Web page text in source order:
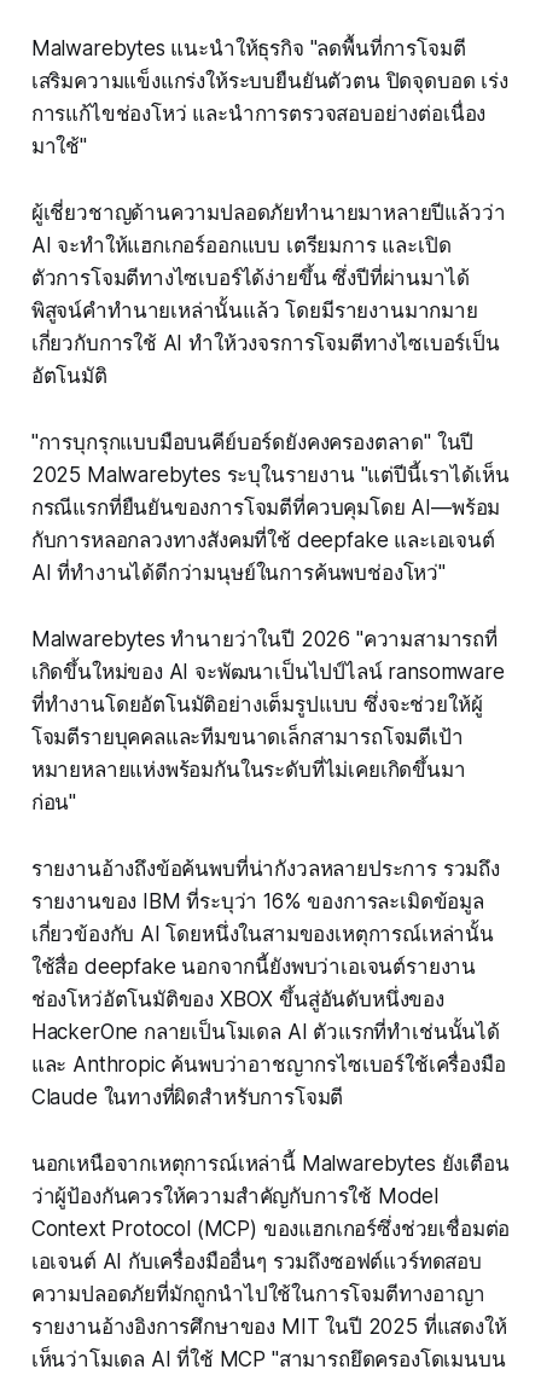
Malwarebytes แนะนำให้ธุรกิจ "ลดพื้นที่การโจมตี
เสริมความแข็งแกร่งให้ระบบยืนยันตัวตน ปิดจุดบอด เร่ง
การแก้ไขช่องโหว่ และนำการตรวจสอบอย่างต่อเนื่อง
มาใช้"
ผู้เชี่ยวชาญด้านความปลอดภัยทำนายมาหลายปีแล้วว่า
AI จะทำให้แฮกเกอร์ออกแบบ เตรียมการ และเปิด
ตัวการโจมตีทางไซเบอร์ได้ง่ายขึ้น ซึ่งปีที่ผ่านมาได้
พิสูจน์คำทำนายเหล่านั้นแล้ว โดยมีรายงานมากมาย
เกี่ยวกับการใช้ AI ทำให้วงจรการโจมตีทางไซเบอร์เป็น
อัตโนมัติ
"การบุกรุกแบบมือบนคีย์บอร์ดยังคงครองตลาด" ในปี
2025 Malwarebytes ระบุในรายงาน "แต่ปีนี้เราได้เห็น
กรณีแรกที่ยืนยันของการโจมตีที่ควบคุมโดย AI—พร้อม
กับการหลอกลวงทางสังคมที่ใช้ deepfake และเอเจนต์
AI ที่ทำงานได้ดีกว่ามนุษย์ในการค้นพบช่องโหว่"
Malwarebytes ทำนายว่าในปี 2026 "ความสามารถที่
เกิดขึ้นใหม่ของ AI จะพัฒนาเป็นไปป์ไลน์ ransomware
ที่ทำงานโดยอัตโนมัติอย่างเต็มรูปแบบ ซึ่งจะช่วยให้ผู้
โจมตีรายบุคคลและทีมขนาดเล็กสามารถโจมตีเป้า
หมายหลายแห่งพร้อมกันในระดับที่ไม่เคยเกิดขึ้นมา
ก่อน"
รายงานอ้างถึงข้อค้นพบที่น่ากังวลหลายประการ รวมถึง
รายงานของ IBM ที่ระบุว่า 16% ของการละเมิดข้อมูล
เกี่ยวข้องกับ AI โดยหนึ่งในสามของเหตุการณ์เหล่านั้น
ใช้สื่อ deepfake นอกจากนี้ยังพบว่าเอเจนต์รายงาน
ช่องโหว่อัตโนมัติของ XBOX ขึ้นสู่อันดับหนึ่งของ
HackerOne กลายเป็นโมเดล AI ตัวแรกที่ทำเช่นนั้นได้
และ Anthropic ค้นพบว่าอาชญากรไซเบอร์ใช้เครื่องมือ
Claude ในทางที่ผิดสำหรับการโจมตี
นอกเหนือจากเหตุการณ์เหล่านี้ Malwarebytes ยังเตือน
ว่าผู้ป้องกันควรให้ความสำคัญกับการใช้ Model
Context Protocol (MCP) ของแฮกเกอร์ซึ่งช่วยเชื่อมต่อ
เอเจนต์ AI กับเครื่องมืออื่นๆ รวมถึงซอฟต์แวร์ทดสอบ
ความปลอดภัยที่มักถูกนำไปใช้ในการโจมตีทางอาญา
รายงานอ้างอิงการศึกษาของ MIT ในปี 2025 ที่แสดงให้
เห็นว่าโมเดล AI ที่ใช้ MCP "สามารถยึดครองโดเมนบน